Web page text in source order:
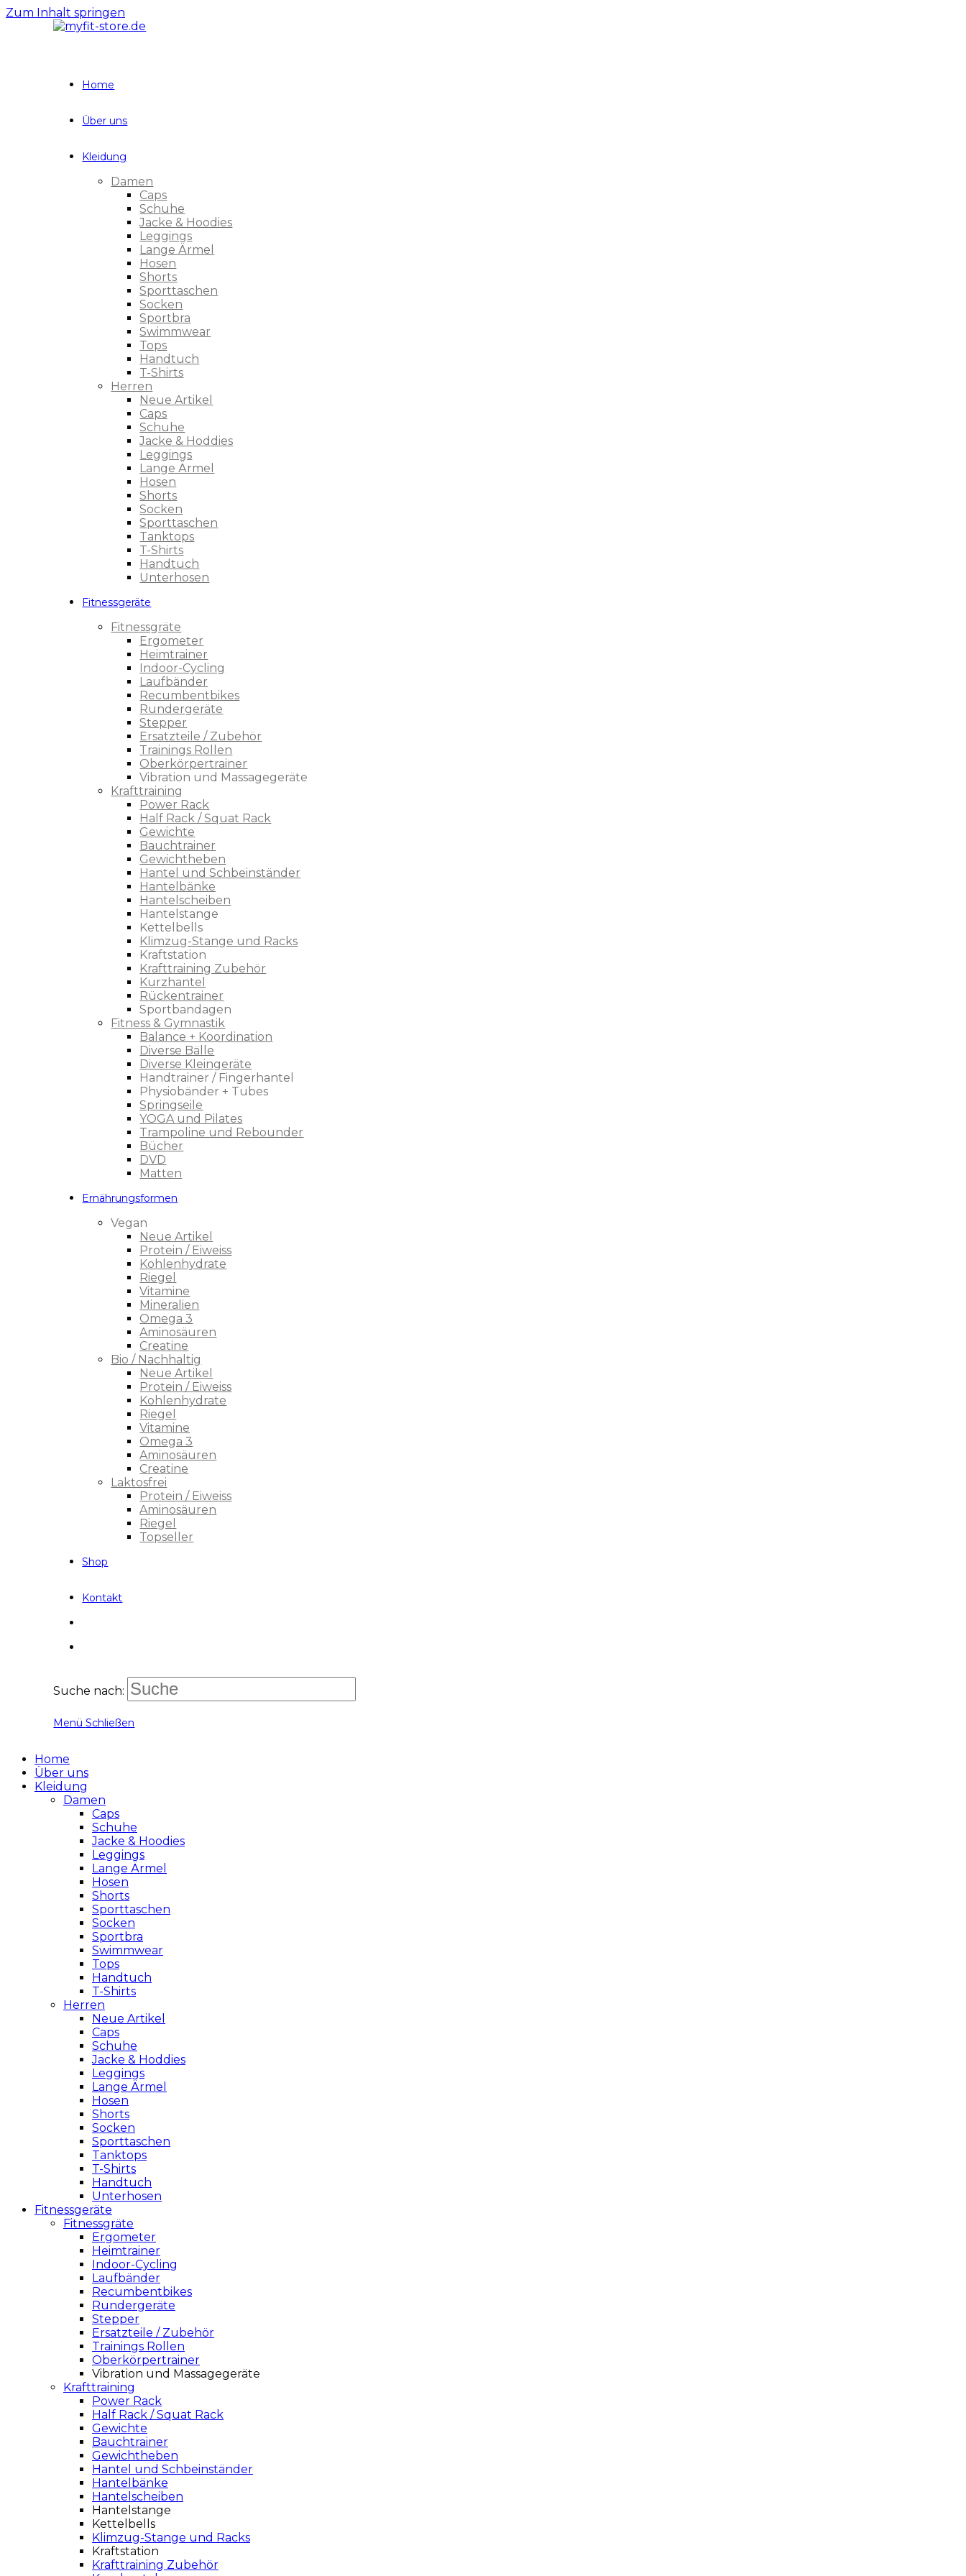
Zum Inhalt springen
Home
Über uns
Kleidung
Damen
Caps
Schuhe
Jacke & Hoodies
Leggings
Lange Ärmel
Hosen
Shorts
Sporttaschen
Socken
Sportbra
Swimmwear
Tops
Handtuch
T-Shirts
Herren
Neue Artikel
Caps
Schuhe
Jacke & Hoddies
Leggings
Lange Ärmel
Hosen
Shorts
Socken
Sporttaschen
Tanktops
T-Shirts
Handtuch
Unterhosen
Fitnessgeräte
Fitnessgräte
Ergometer
Heimtrainer
Indoor-Cycling
Laufbänder
Recumbentbikes
Rundergeräte
Stepper
Ersatzteile / Zubehör
Trainings Rollen
Oberkörpertrainer
Vibration und Massagegeräte
Krafttraining
Power Rack
Half Rack / Squat Rack
Gewichte
Bauchtrainer
Gewichtheben
Hantel und Schbeinständer
Hantelbänke
Hantelscheiben
Hantelstange
Kettelbells
Klimzug-Stange und Racks
Kraftstation
Krafttraining Zubehör
Kurzhantel
Rückentrainer
Sportbandagen
Fitness & Gymnastik
Balance + Koordination
Diverse Bälle
Diverse Kleingeräte
Handtrainer / Fingerhantel
Physiobänder + Tubes
Springseile
YOGA und Pilates
Trampoline und Rebounder
Bücher
DVD
Matten
Ernährungsformen
Vegan
Neue Artikel
Protein / Eiweiss
Kohlenhydrate
Riegel
Vitamine
Mineralien
Omega 3
Aminosäuren
Creatine
Bio / Nachhaltig
Neue Artikel
Protein / Eiweiss
Kohlenhydrate
Riegel
Vitamine
Omega 3
Aminosäuren
Creatine
Laktosfrei
Protein / Eiweiss
Aminosäuren
Riegel
Topseller
Shop
Kontakt
Suche nach:
Menü Schließen
Home
Über uns
Kleidung
Damen
Caps
Schuhe
Jacke & Hoodies
Leggings
Lange Ärmel
Hosen
Shorts
Sporttaschen
Socken
Sportbra
Swimmwear
Tops
Handtuch
T-Shirts
Herren
Neue Artikel
Caps
Schuhe
Jacke & Hoddies
Leggings
Lange Ärmel
Hosen
Shorts
Socken
Sporttaschen
Tanktops
T-Shirts
Handtuch
Unterhosen
Fitnessgeräte
Fitnessgräte
Ergometer
Heimtrainer
Indoor-Cycling
Laufbänder
Recumbentbikes
Rundergeräte
Stepper
Ersatzteile / Zubehör
Trainings Rollen
Oberkörpertrainer
Vibration und Massagegeräte
Krafttraining
Power Rack
Half Rack / Squat Rack
Gewichte
Bauchtrainer
Gewichtheben
Hantel und Schbeinständer
Hantelbänke
Hantelscheiben
Hantelstange
Kettelbells
Klimzug-Stange und Racks
Kraftstation
Krafttraining Zubehör